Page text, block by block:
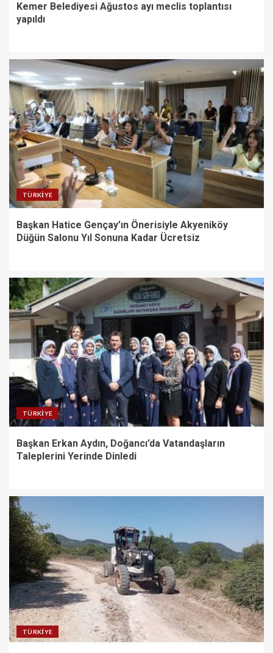
Kemer Belediyesi Ağustos ayı meclis toplantısı
yapıldı
TÜRKIYE
Başkan Hatice Gençay’ın Önerisiyle Akyeniköy
Düğün Salonu Yıl Sonuna Kadar Ücretsiz
TÜRKIYE
Başkan Erkan Aydın, Doğancı’da Vatandaşların
Taleplerini Yerinde Dinledi
TÜRKIYE